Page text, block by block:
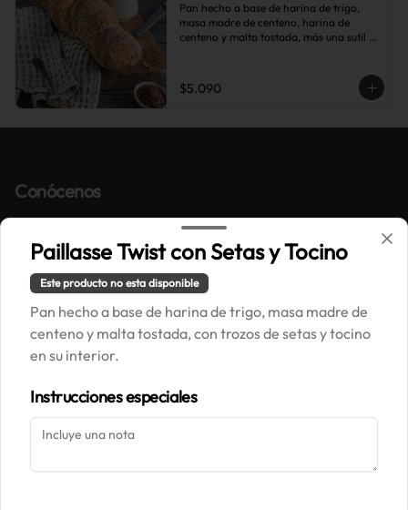
Pan hecho a base de harina de trigo,
masa madre de centeno, harina de
centeno y malta tostada, más una sutil
tostado y frutos secos.
$5.090
Conócenos
Correo: contacto@painpaillasse.cl
Términos y condiciones
Política de privacidad
Redes sociales
Instagram
Mi cuenta
Iniciar sesión
Paillasse Twist con Setas y Tocino
Este producto no esta disponible
Pan hecho a base de harina de trigo, masa madre de
centeno y malta tostada, con trozos de setas y tocino
en su interior.
Instrucciones especiales